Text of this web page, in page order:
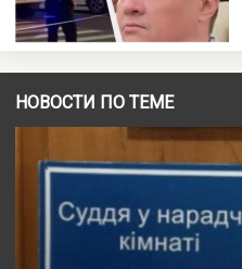
НОВОСТИ ПО ТЕМЕ